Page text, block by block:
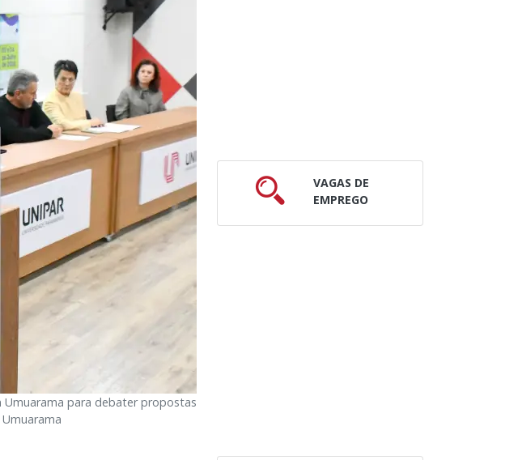
Umuarama para debater propostas
VAGAS DE
EMPREGO